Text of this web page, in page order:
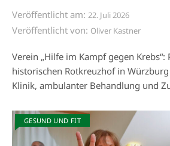
Veröffentlicht am: 22. Juli 2026
Veröffentlicht von: Oliver Kastner
Verein „Hilfe im Kampf gegen Krebs“:
historischen Rotkreuzhof in
Klinik, ambulanter Behandlung und
GESUND UND FIT